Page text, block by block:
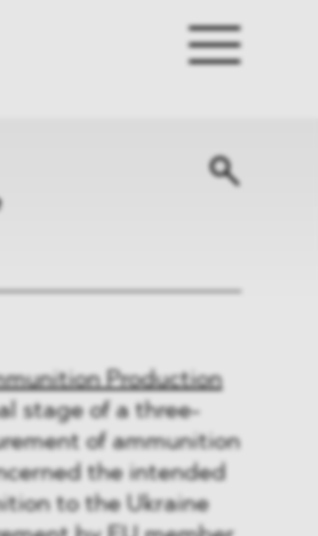
Production
stage of a three-
of ammunition
the intended
to the Ukraine